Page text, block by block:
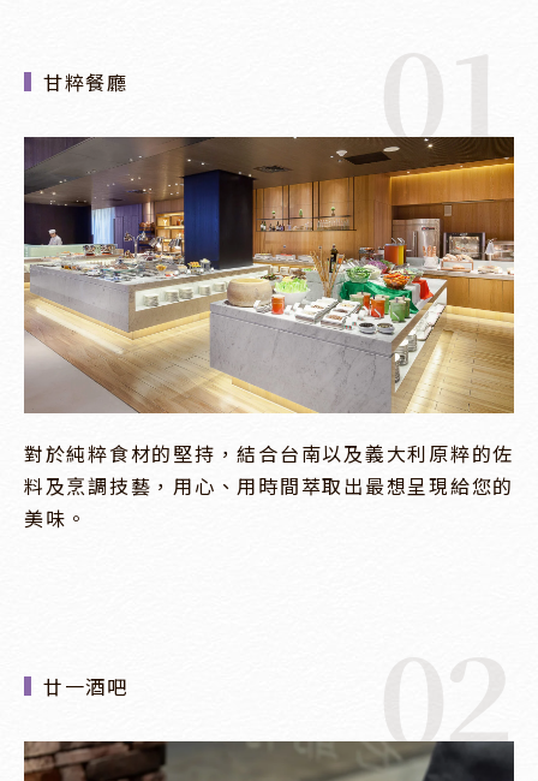
甘粹餐廳 01
對於純粹食材的堅持，結合台南以及義大利原粹的佐
料及烹調技藝，用心、用時間萃取出最想呈現給您的
美味。
廿一酒吧 02